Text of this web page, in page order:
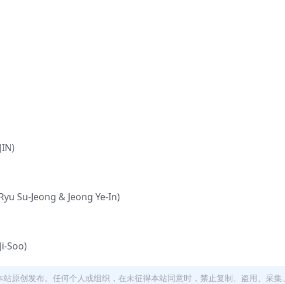
Su-Jeong & Jeong Ye-In)
Soo)
原创发布。任何个人或组织，在未征得本站同意时，禁止复制、盗用、采集